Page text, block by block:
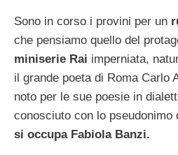
Sono in corso i provini per un
che pensiamo quello del
miniserie Rai imperniata,
il grande poeta di Roma Carlo
noto per le sue poesie in
conosciuto con lo pseudonimo
si occupa Fabiola Banzi.